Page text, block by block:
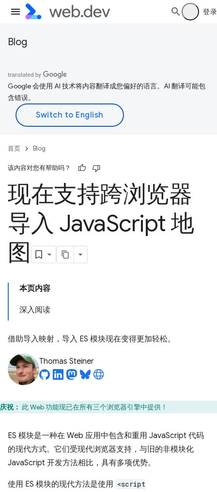
登录
Blog
Google 会使用 AI 技术将内容翻译成您偏好的语言。AI 翻译可能包
含错误。
首页 Blog
该内容对您有帮助吗？
现在支持跨浏览器
导入 JavaScript 地
图
本页内容
深入阅读
借助导入映射，导入 ES 模块现在变得更加轻松。
Thomas Steiner
庆祝： 此 Web 功能现已在所有三个浏览器引擎中提供！
ES 模块是一种在 Web 应用中包含和重用 JavaScript 代码
的现代方式。它们受现代浏览器支持，与旧的非模块化
JavaScript 开发方法相比，具有多项优势。
使用 ES 模块的现代方法是使用 <script